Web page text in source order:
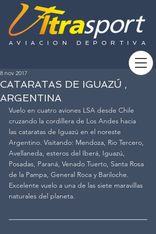
AVIACION DEPORTIVA
CATARATAS DE IGUAZÚ ,
ARGENTINA
8 nov 2017
Vuelo en cuatro aviones LSA desde Chile
cruzando la cordillera de Los Andes hacia
las cataratas de Iguazú en el noreste
Argentino. Visitando: Mendoza, Rio Tercero,
Avellaneda, esteros del Iberá, Iguazú,
Posadas, Paraná, Venado Tuerto, Santa Rosa
de la Pampa, General Roca y Bariloche.
Excelente vuelo a una de las siete maravillas
naturales del planeta.